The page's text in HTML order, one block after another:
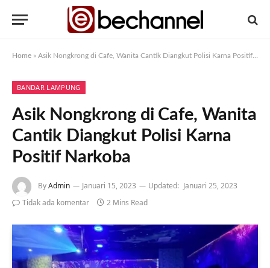
Home » Asik Nongkrong di Cafe, Wanita Cantik Diangkut Polisi Karna Positif Narkoba
BANDAR LAMPUNG
Asik Nongkrong di Cafe, Wanita
Cantik Diangkut Polisi Karna
Positif Narkoba
ByAdmin Januari 15, 2023 Updated: Januari 25, 2023
Tidak ada komentar
2 Mins Read